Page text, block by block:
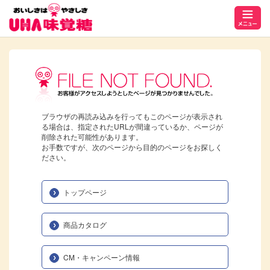
ブラウザの再読み込みを行ってもこのページが表示され
る場合は、指定されたURLが間違っているか、ページが
削除された可能性があります。
お手数ですが、次のページから目的のページをお探しく
ださい。
トップページ
商品カタログ
CM・キャンペーン情報